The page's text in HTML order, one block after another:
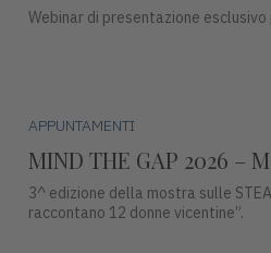
Webinar di presentazione
APPUNTAMENTI
MIND THE GAP 2026 –
3^ edizione della mostra sulle
raccontano 12 donne vicentine”.